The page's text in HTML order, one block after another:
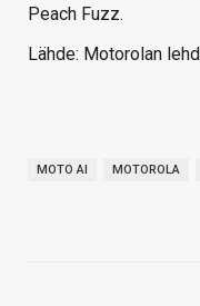
Peach Fuzz.
Lähde: Motorolan
MOTO AI MOTOROLA